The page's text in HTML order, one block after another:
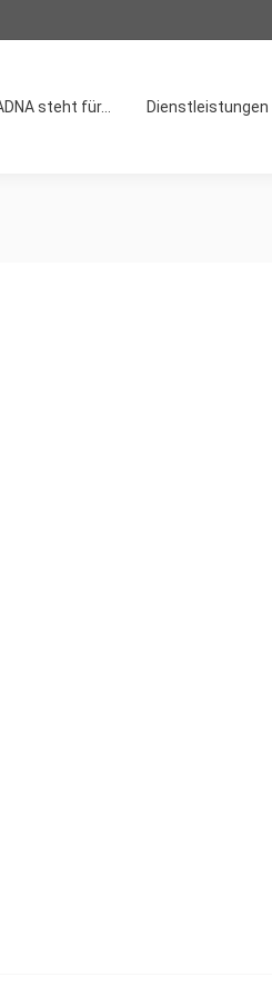
steht für… Dienstleistungen